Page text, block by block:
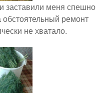
заставили меня спешно
обстоятельный ремонт
не хватало.